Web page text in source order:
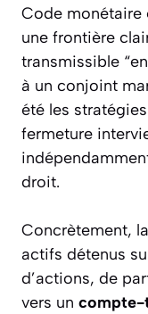
Code monétaire
une frontière
transmissible
à un conjoint
été les
fermeture
droit.
Concrètement,
actifs détenus
d’actions, de
vers un compte-